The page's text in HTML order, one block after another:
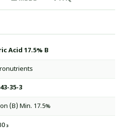
Acid 17.5% B
35-3
(B) Min. 17.5%